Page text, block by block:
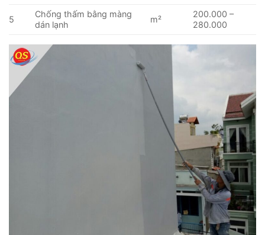
5
Chống thấm bằng màng
dán lạnh
m²
200.000 –
280.000